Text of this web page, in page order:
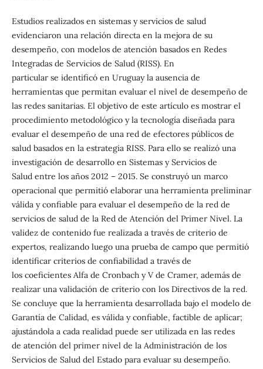
Estudios realizados en sistemas y servicios de salud
evidenciaron una relación directa en la mejora de su
desempeño, con modelos de atención basados en Redes
Integradas de Servicios de Salud (RISS). En
particular se identificó en Uruguay la ausencia de
herramientas que permitan evaluar el nivel de desempeño de
las redes sanitarias. El objetivo de este artículo es mostrar el
procedimiento metodológico y la tecnología diseñada para
evaluar el desempeño de una red de efectores públicos de
salud basados en la estrategia RISS. Para ello se realizó una
investigación de desarrollo en Sistemas y Servicios de
Salud entre los años 2012 – 2015. Se construyó un marco
operacional que permitió elaborar una herramienta preliminar
válida y confiable para evaluar el desempeño de la red de
servicios de salud de la Red de Atención del Primer Nivel. La
validez de contenido fue realizada a través de criterio de
expertos, realizando luego una prueba de campo que permitió
identificar criterios de confiabilidad a través de
los coeficientes Alfa de Cronbach y V de Cramer, además de
realizar una validación de criterio con los Directivos de la red.
Se concluye que la herramienta desarrollada bajo el modelo de
Garantía de Calidad, es válida y confiable, factible de aplicar;
ajustándola a cada realidad puede ser utilizada en las redes
de atención del primer nivel de la Administración de los
Servicios de Salud del Estado para evaluar su desempeño.